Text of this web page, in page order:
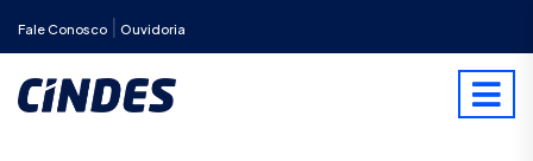
Fale Conosco Ouvidoria